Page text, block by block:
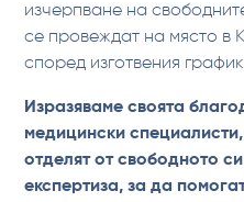
изчерпване на
се провеждат на място в
според изготвения
Изразяваме своята
медицински
отделят от свободното
експертиза, за да